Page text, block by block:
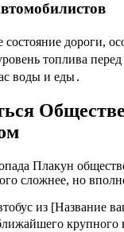
дороги,
топлива перед
воды и еды․
Плакун
сложнее, но
из [Название
крупного